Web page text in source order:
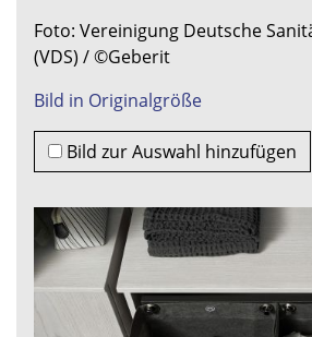
Foto: Vereinigung Deutsche
(VDS) / ©Geberit
Bild in Originalgröße
Bild zur Auswahl hinzufügen